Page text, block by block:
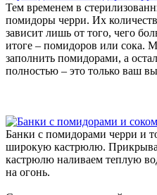
Тем временем в
помидоры черри. Их
зависит лишь от того, чего
итоге – помидоров или сока.
заполнить помидорами, а
полностью – это только ваш
Банки с помидорами черри и
широкую кастрюлю.
кастрюлю наливаем теплую
на огонь.